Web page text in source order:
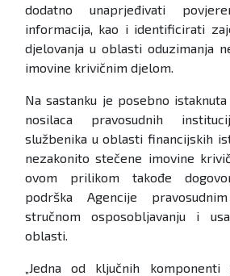
dodatno unaprjeđivati
informacija, kao i identificirati
djelovanja u oblasti oduzimanja
imovine krivičnim djelom.
Na sastanku je posebno
nosilaca pravosudnih
službenika u oblasti financijskih
nezakonito stečene imovine
ovom prilikom takođe
podrška Agencije
stručnom osposobljavanju i
oblasti.
„Jedna od ključnih komponenti